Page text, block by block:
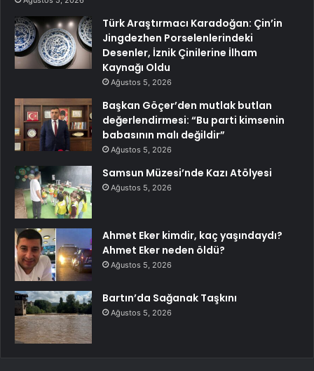
Türk Araştırmacı Karadoğan: Çin’in
Jingdezhen Porselenlerindeki
Desenler, İznik Çinilerine İlham
Kaynağı Oldu
Ağustos 5, 2026
Başkan Göçer’den mutlak butlan
değerlendirmesi: “Bu parti kimsenin
babasının malı değildir”
Ağustos 5, 2026
Samsun Müzesi’nde Kazı Atölyesi
Ağustos 5, 2026
Ahmet Eker kimdir, kaç yaşındaydı?
Ahmet Eker neden öldü?
Ağustos 5, 2026
Bartın’da Sağanak Taşkını
Ağustos 5, 2026